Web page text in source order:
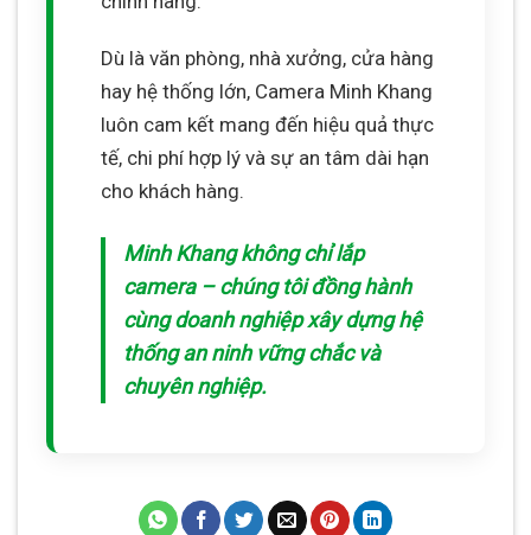
Dù là văn phòng, nhà xưởng, cửa hàng
hay hệ thống lớn, Camera Minh Khang
luôn cam kết mang đến hiệu quả thực
tế, chi phí hợp lý và sự an tâm dài hạn
cho khách hàng.
Minh Khang không chỉ lắp
camera – chúng tôi đồng hành
cùng doanh nghiệp xây dựng hệ
thống an ninh vững chắc và
chuyên nghiệp.